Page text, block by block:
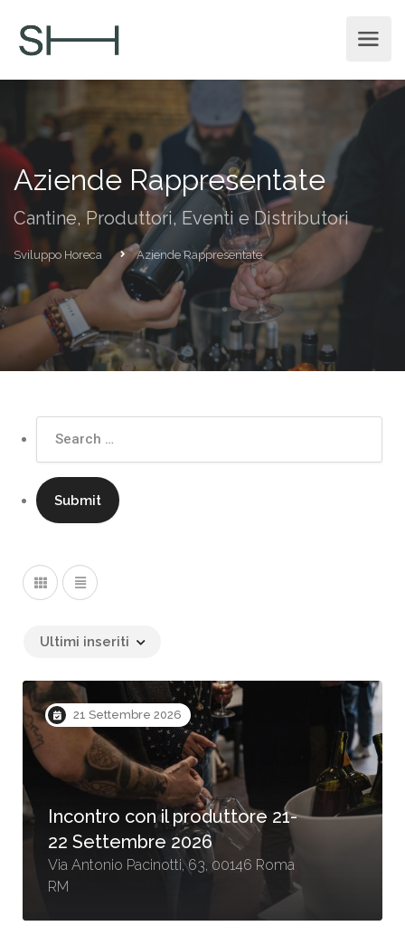
Aziende Rappresentate
Cantine, Produttori, Eventi e Distributori
Sviluppo Horeca Aziende Rappresentate
Ultimi inseriti
21 Settembre 2026
Incontro con il produttore 21-
22 Settembre 2026
Via Antonio Pacinotti, 63, 00146 Roma
RM